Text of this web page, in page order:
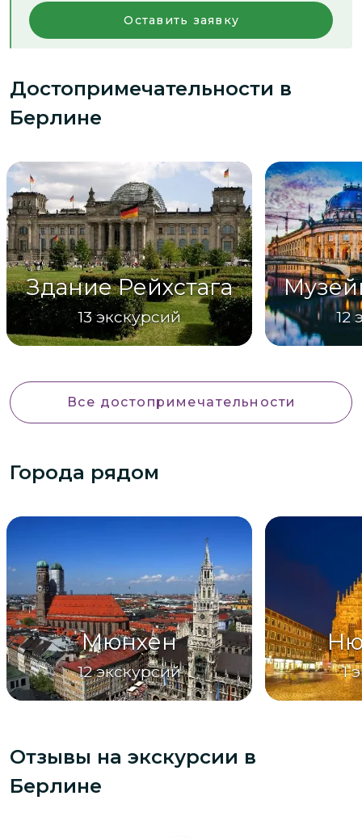
Оставить заявку
Достопримечательности в
Берлине
Здание Рейхстага
13 экскурсий 12
Все достопримечательности
Города рядом
Мюнхен
12 экскурсий 1
Отзывы на экскурсии в
Берлине